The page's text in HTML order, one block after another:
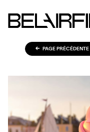
PAGE PRÉCÉDENTE